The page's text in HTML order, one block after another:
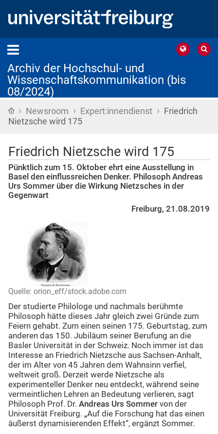
Archiv der Hochschul- und
Wissenschaftskommunikation (bis
08/2024)
Startseite
› Newsroom › Expert:innendienst › Friedrich
Nietzsche wird 175
Friedrich Nietzsche wird 175
Pünktlich zum 15. Oktober ehrt eine Ausstellung in
Basel den einflussreichen Denker. Philosoph Andreas
Urs Sommer über die Wirkung Nietzsches in der
Gegenwart
Freiburg, 21.08.2019
Quelle: orion_eff/stock.adobe.com
Der studierte Philologe und nachmals berühmte
Philosoph hätte dieses Jahr gleich zwei Gründe zum
Feiern gehabt. Zum einen seinen 175. Geburtstag, zum
anderen das 150. Jubiläum seiner Berufung an die
Basler Universität in der Schweiz. Noch immer ist das
Interesse an Friedrich Nietzsche aus Sachsen-Anhalt,
der im Alter von 45 Jahren dem Wahnsinn verfiel,
weltweit groß. Derzeit werde Nietzsche als
experimenteller Denker neu entdeckt, während seine
vermeintlichen Lehren an Bedeutung verlieren, sagt
Philosoph Prof. Dr. Andreas Urs Sommer von der
Universität Freiburg. „Auf die Forschung hat das einen
äußerst dynamisierenden Effekt“, ergänzt Sommer.